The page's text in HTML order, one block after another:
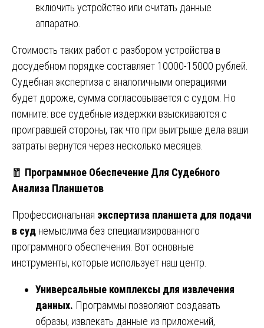
включить устройство или считать данные
аппаратно.
Стоимость таких работ с разбором устройства в
досудебном порядке составляет 10000-15000 рублей.
Судебная экспертиза с аналогичными операциями
будет дороже, сумма согласовывается с судом. Но
помните: все судебные издержки взыскиваются с
проигравшей стороны, так что при выигрыше дела ваши
затраты вернутся через несколько месяцев.
🧧 Программное Обеспечение Для Судебного
Анализа Планшетов
Профессиональная экспертиза планшета для подачи
в суд немыслима без специализированного
программного обеспечения. Вот основные
инструменты, которые использует наш центр.
Универсальные комплексы для извлечения
данных. Программы позволяют создавать
образы, извлекать данные из приложений,